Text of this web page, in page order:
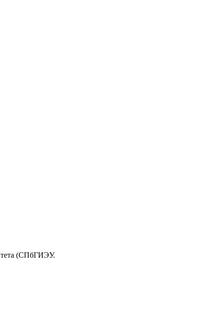
(СПбГИЭУ.